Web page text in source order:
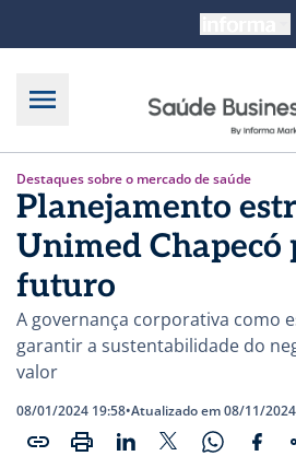
Destaques sobre o mercado de saúde
Planejamento
Unimed Chapecó
futuro
A governança corporativa como
garantir a sustentabilidade do
valor
08/01/2024 19:58•Atualizado em 08/11/